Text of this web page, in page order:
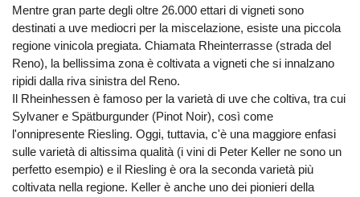
Mentre gran parte degli oltre 26.000 ettari di vigneti sono
destinati a uve mediocri per la miscelazione, esiste una piccola
regione vinicola pregiata. Chiamata Rheinterrasse (strada del
Reno), la bellissima zona è coltivata a vigneti che si innalzano
ripidi dalla riva sinistra del Reno.
Il Rheinhessen è famoso per la varietà di uve che coltiva, tra cui
Sylvaner e Spätburgunder (Pinot Noir), così come
l'onnipresente Riesling. Oggi, tuttavia, c'è una maggiore enfasi
sulle varietà di altissima qualità (i vini di Peter Keller ne sono un
perfetto esempio) e il Riesling è ora la seconda varietà più
coltivata nella regione. Keller è anche uno dei pionieri della